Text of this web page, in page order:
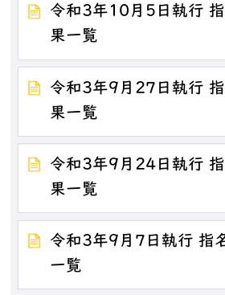
令和3年10月5日執行
果一覧
令和3年9月27日執行
果一覧
令和3年9月24日執行
果一覧
令和3年9月7日執行 指
一覧